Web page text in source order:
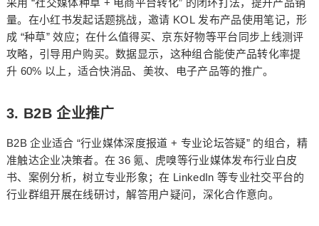
采用 “社交媒体种草 + 电商平台转化” 的闭环打法，提升产品销
量。在小红书发起话题挑战，邀请 KOL 发布产品使用笔记，形
成 “种草”效应；在什么值得买、京东好物等平台同步上线测评
攻略，引导用户购买。数据显示，这种组合能使产品转化率提
升 60% 以上，适合快消品、美妆、电子产品等的推广。
3. B2B企业推广
B2B企业适合 “行业媒体深度报道+ 专业论坛答疑” 的组合，精
准触达企业决策者。在36 氪、虎嗅等行业媒体发布行业白皮
书、案例分析，树立专业形象；在 LinkedIn 等专业社交平台的
行业群组开展在线研讨，解答用户疑问，深化合作意向。